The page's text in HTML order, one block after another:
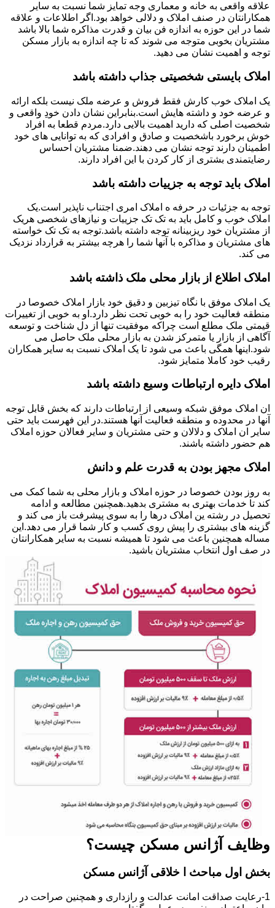
علاقه واقعی به خانه و معماری وجه تمایز شما نسبت به سایر
همکارانتان در صنف املاک و دلالی خواهد بود.اگر اطلاعات و علاقه
شما در این حوزه به اندازه فن بیان و قدرت مذاکره شما بالا باشد
مشتریان بخوبی متوجه می شوند که تا چه اندازه به بازار مسکن
توجه و اهمیت نشان می دهید.
املاک بایستی شخصیتی جذاب داشته باشد
یک املاک خوب کارش فقط فروش و عرضه ملک نیست بلکه ارائه
و عرضه خود و داشته هایش است.بنابراین نشان دادن خودِ واقعی و
شخصیت اصلی که دارید اهمیت بالایی دارد.مردم قطعا به افراد
خوش برخورد باشخصیت و صادق و افرادی که به توانایی های خود
اطمینان دارند توجه نشان می دهند.ضمنا مشتریان احساس
رضایتمندی بشتری از کار کردن با این افراد دارند.
املاک باید توجه به جزییات داشته باشد
توجه به جزئیات در حرفه ه املاک امری اجتناب ناپذیر است.یک
املاک خوب و کامل باید به تک تک جزییات و نیازهای شخصی هریک
از مشتریان خود ریزبینانه توجه داشته باشد.توجه به تک تک خواسته
های مشتریان و مذاکره با آنها شما را هرچه بیشتر به قرارداد نزدیک
می کند.
املاک اطلاع از بازار محلی ملک ذاشته باشد
یک املاک موفق با نگاه تیزبین و دقیق خود بازار املاک خصوصا در
منطقه فعالیت خود را به خوبی تحت نظر دارد.او به خوبی از تغییرات
قیمتی ملک مطلع است چراکه موفقیت تنها از دل شناخت و توسعه
آگاهی از بازار یا متمرکز شدن به بازار محلی ملک حاصل می
شود.اینها همگی باعث می شود تا یک املاک نسبت به سایر همکاران
رقیب خود کاملا متمایز شود.
املاک دایره ارتباطات وسیع داشته باشد
ان املاک موفق شبکه وسیعی از ارتباطات دارند که بخش قابل توجه
آنها در محدوده و منطقه فعالیت آنها هستند.در این فهرست باید حتی
سایر ان املاک و دلالان و حتی مشتریان و سایر فعالان حوزه املاک
هم حضور داشته باشند.
املاک مجهز بودن به قدرت علم و دانش
به روز بودن خصوصا در حوزه املاک و بازار محلی به شما کمک می
کند تا خدمات بهتری به مشتری بدهید.همچنین مطالعه و ادامه
تحصیل در رشته ین املاک درها را به سوی پیشرفت باز می کند و
گزینه های بیشتری را پیش روی کسب و کار شما قرار می دهد.این
مساله همچنین باعث می شود تا همیشه نسبت به سایر همکارانتان
در صف اول انتخاب مشتریان باشید.
وظایف آژانس مسکن چیست؟
بخش اول مباحث ا خلاقی آژانس مسکن
1-رعایت صداقت امانت عدالت و رازداری و همچنین صراحت در